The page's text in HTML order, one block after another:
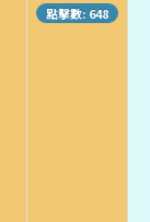
點擊數: 648